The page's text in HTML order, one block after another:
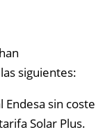
siguientes:
sin coste
Solar Plus.